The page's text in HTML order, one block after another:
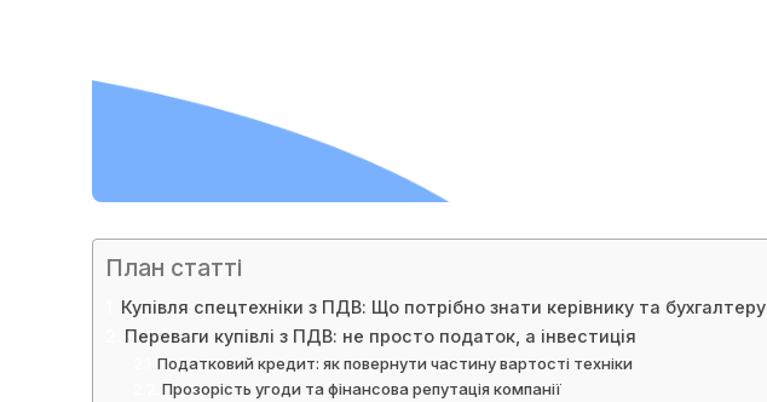
План статті
Купівля спецтехніки з ПДВ: Що потрібно знати керівнику та бухгалтеру
Переваги купівлі з ПДВ: не просто податок, а інвестиція
Податковий кредит: як повернути частину вартості техніки
Прозорість угоди та фінансова репутація компанії